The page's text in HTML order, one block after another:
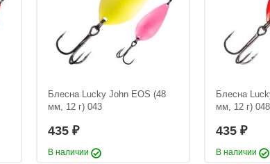
Блесна Lucky John EOS (48
мм, 12 г) 043
435 ₽
В наличии
Блесна
мм, 12 г) 048
435 ₽
В наличии